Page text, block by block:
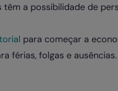
têm a possibilidade de
para começar a
férias, folgas e ausências.